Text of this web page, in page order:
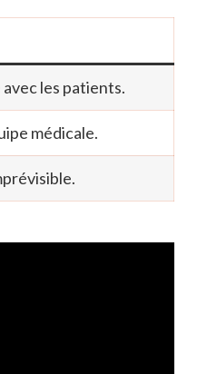
les patients.
médicale.